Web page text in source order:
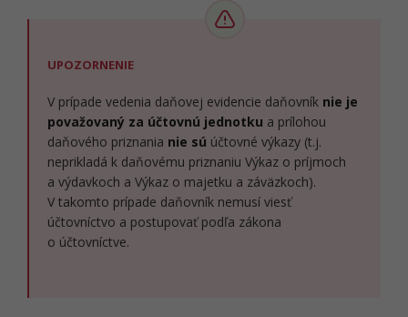
UPOZORNENIE
V prípade vedenia daňovej evidencie daňovník nie je
považovaný za účtovnú jednotku a prílohou
daňového priznania nie sú účtovné výkazy (t.j.
neprikladá k daňovému priznaniu Výkaz o príjmoch
a výdavkoch a Výkaz o majetku a záväzkoch).
V takomto prípade daňovník nemusí viesť
účtovníctvo a postupovať podľa zákona
o účtovníctve.